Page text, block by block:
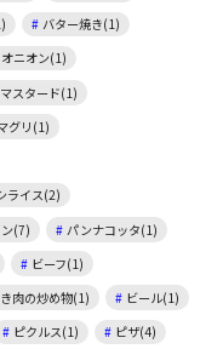
バター焼き(1)
ニオン(1)
スタード(1)
グリ(1)
ライス(2)
(7)
パンナコッタ(1)
ビーフ(1)
肉の炒め物(1)
ビール(1)
ピクルス(1)
ピザ(4)